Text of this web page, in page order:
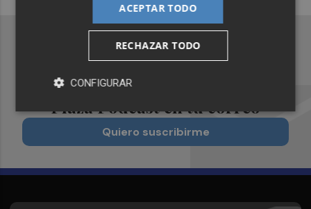
Recibe toda la actualidad de
Plaza Podcast en tu correo
Quiero suscribirme
ACEPTAR TODO
RECHAZAR TODO
CONFIGURAR